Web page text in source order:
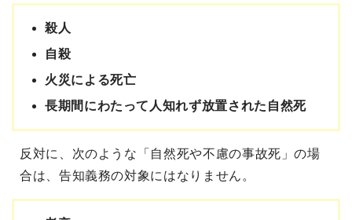
殺人
自殺
火災による死亡
長期間にわたって人知れず放置された自然死
反対に、次のような「自然死や不慮の事故死」の場
合は、告知義務の対象にはなりません。